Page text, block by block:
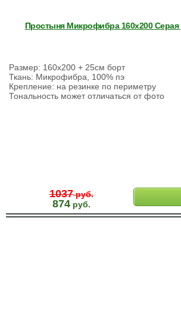
Простыня Микрофибра 160х200
Размер: 160х200 + 25см борт
Ткань: Микрофибра, 100% пэ
Крепление: на резинке по периметру
Тональность может отличаться от фото
1037руб.
874руб.